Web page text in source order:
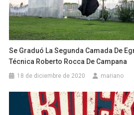
Se Graduó La Segunda Camada De
Técnica Roberto Rocca De Campana
18 de diciembre de 2020 mariano